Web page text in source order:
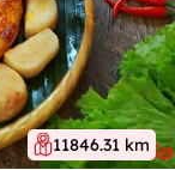
11846.31 km